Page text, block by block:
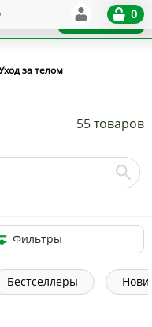
Установить
0
за телом
55 товаров
Фильтры
Бестселлеры